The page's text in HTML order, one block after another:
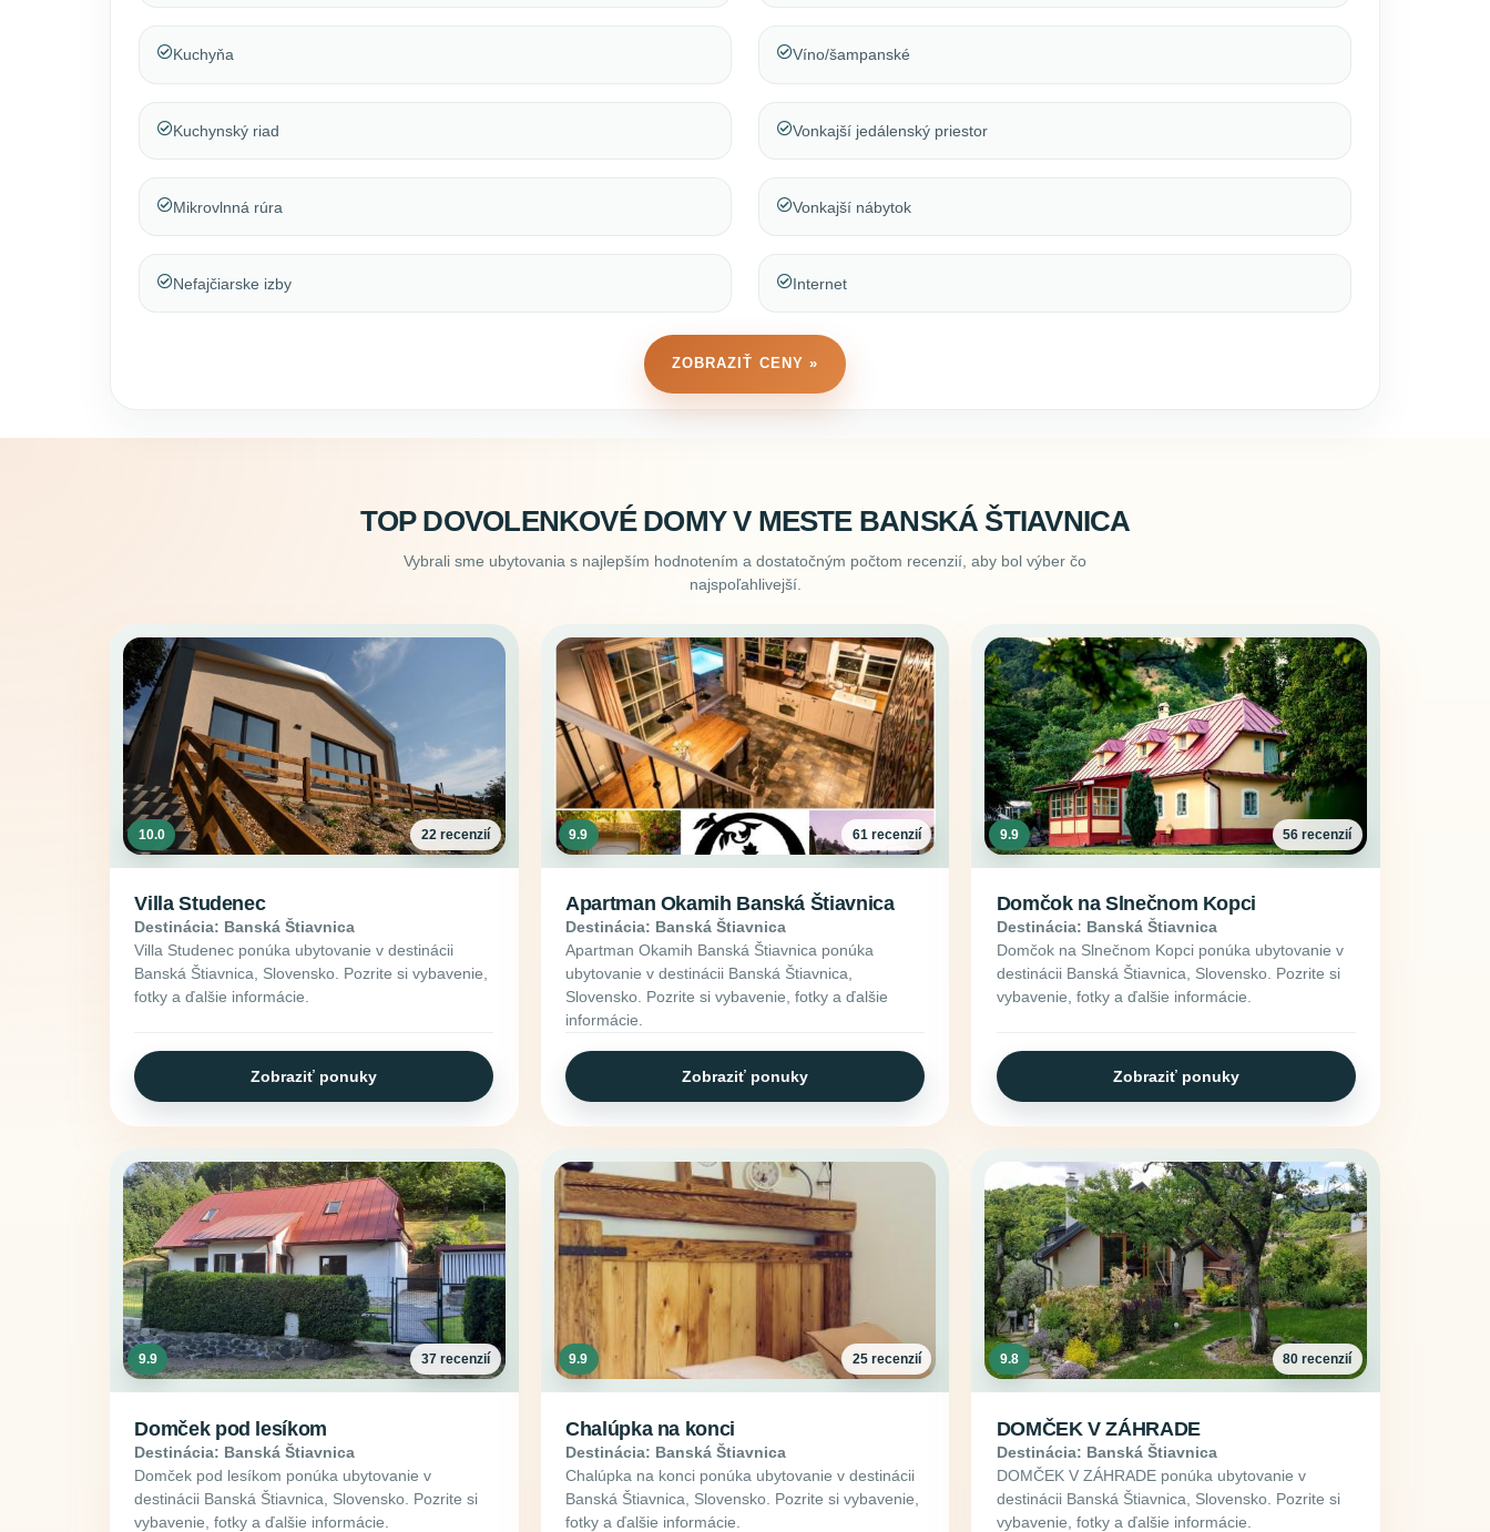
Kuchyňa
Kuchynský riad
Mikrovlnná rúra
Nefajčiarske izby
Víno/šampanské
Vonkajší jedálenský priestor
Vonkajší nábytok
Internet
ZOBRAZIŤ CENY »
TOP DOVOLENKOVÉ DOMY V MESTE BANSKÁ ŠTIAVNICA
Vybrali sme ubytovania s najlepším hodnotením a dostatočným počtom recenzií, aby bol výber čo
najspoľahlivejší.
10.0 22 recenzií
Villa Studenec
Destinácia: Banská Štiavnica
Villa Studenec ponúka ubytovanie v destinácii
Banská Štiavnica, Slovensko. Pozrite si vybavenie,
fotky a ďalšie informácie.
Zobraziť ponuky
9.9 61 recenzií
Apartman Okamih Banská Štiavnica
Destinácia: Banská Štiavnica
Apartman Okamih Banská Štiavnica ponúka
ubytovanie v destinácii Banská Štiavnica,
Slovensko. Pozrite si vybavenie, fotky a ďalšie
informácie.
Zobraziť ponuky
9.9 56 recenzií
Domčok na Slnečnom Kopci
Destinácia: Banská Štiavnica
Domčok na Slnečnom Kopci ponúka ubytovanie v
destinácii Banská Štiavnica, Slovensko. Pozrite si
vybavenie, fotky a ďalšie informácie.
Zobraziť ponuky
9.9 37 recenzií
Domček pod lesíkom
Destinácia: Banská Štiavnica
Domček pod lesíkom ponúka ubytovanie v
destinácii Banská Štiavnica, Slovensko. Pozrite si
vybavenie, fotky a ďalšie informácie.
9.9 25 recenzií
Chalúpka na konci
Destinácia: Banská Štiavnica
Chalúpka na konci ponúka ubytovanie v destinácii
Banská Štiavnica, Slovensko. Pozrite si vybavenie,
fotky a ďalšie informácie.
9.8 80 recenzií
DOMČEK V ZÁHRADE
Destinácia: Banská Štiavnica
DOMČEK V ZÁHRADE ponúka ubytovanie v
destinácii Banská Štiavnica, Slovensko. Pozrite si
vybavenie, fotky a ďalšie informácie.